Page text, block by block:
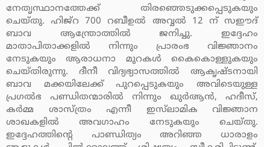
നേതൃസ്ഥാനത്തേക്ക് തിരഞ്ഞെടുക്കപ്പെടുകയും
ചെയ്തു. ഹിജ്‌റ 700 റബീഉല്‍ അവ്വല്‍ 12 ന് സഈദ്
ബാവ ആന്ത്രോത്തില്‍ ജനിച്ചു. ഇദ്ദേഹം
മാതാപിതാക്കളില്‍ നിന്നും പ്രാരംഭ വിജ്ഞാനം
നേടുകയും ആരാധനാ മുറകള്‍ കൈകൊള്ളുകയും
ചെയ്തിരുന്നു. ദീനീ വിദ്യഭ്യാസത്തില്‍ ആകൃഷ്ടനായി
ബാവ മക്കയിലേക്ക് പുറപ്പെടുകയും അവിടെയുള്ള
പ്രഗല്‍ഭ പണ്ഡിതന്മാരില്‍ നിന്നും ഖുര്‍ആന്‍, ഹദീസ്,
കര്‍മ്മ ശാസ്ത്രം എന്നീ ഇസ്‌ലാമിക വിജ്ഞാന
ശാഖകളില്‍ അവഗാഹം നേടുകയും ചെയ്തു.
ഇദ്ദേഹത്തിന്റെ പാണ്ഡിത്യം അറിഞ്ഞ ധാരാളം